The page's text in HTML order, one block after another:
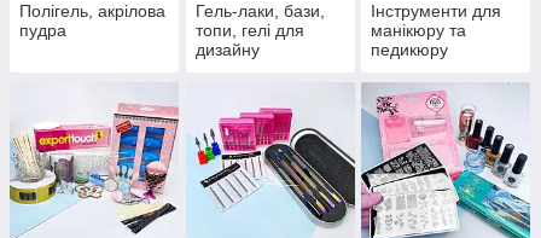
Полігель, акрілова
пудра
Гель-лаки, бази,
топи, гелі для
дизайну
Інструменти для
манікюру та
педикюру